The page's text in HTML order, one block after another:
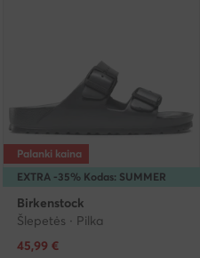
EXTRA -35% Kodas: SUMMER
Palanki kaina
Birkenstock
Šlepetės · Pilka
Dabartinė kaina
45,99 €